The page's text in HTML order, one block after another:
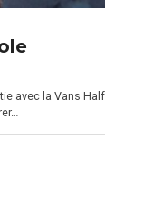
avec la Vans Half